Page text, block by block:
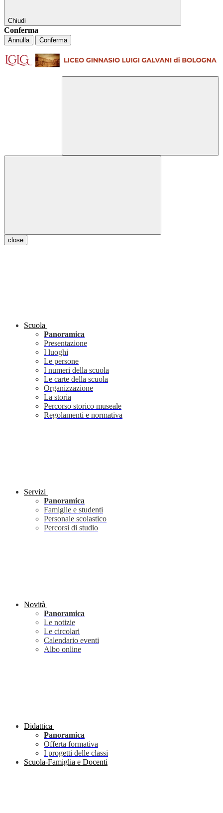
Chiudi
Conferma
Annulla Conferma
close
Scuola
Panoramica
Presentazione
I luoghi
Le persone
I numeri della scuola
Le carte della scuola
Organizzazione
La storia
Percorso storico museale
Regolamenti e normativa
Servizi
Panoramica
Famiglie e studenti
Personale scolastico
Percorsi di studio
Novità
Panoramica
Le notizie
Le circolari
Calendario eventi
Albo online
Didattica
Panoramica
Offerta formativa
I progetti delle classi
Scuola-Famiglia e Docenti